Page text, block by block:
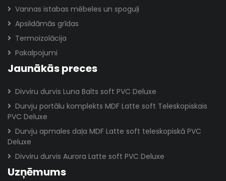
Vannas istabas mēbeles un spoguļi
Apsildāmās grīdas
Termoizolācija
Pakalpojumi
Jaunākās preces
Divviru durvis Luna Balts soft PVC Deluxe
Durvju portālu komplekts MDF Latte soft Teleskopiskais
PVC Deluxe
Durvju apmales daļa MDF Latte soft teleskopiskā PVC
Deluxe
Divviru durvis Aurora Latte soft PVC Deluxe
Uzņēmums